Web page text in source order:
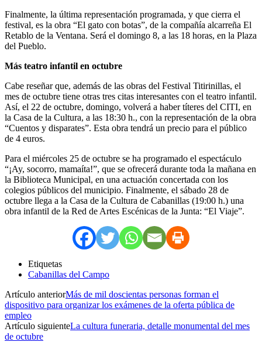
Finalmente, la última representación programada, y que cierra el
festival, es la obra “El gato con botas”, de la compañía alcarreña El
Retablo de la Ventana. Será el domingo 8, a las 18 horas, en la Plaza
del Pueblo.
Más teatro infantil en octubre
Cabe reseñar que, además de las obras del Festival Titirinillas, el
mes de octubre tiene otras tres citas interesantes con el teatro infantil.
Así, el 22 de octubre, domingo, volverá a haber títeres del CITI, en
la Casa de la Cultura, a las 18:30 h., con la representación de la obra
“Cuentos y disparates”. Esta obra tendrá un precio para el público
de 4 euros.
Para el miércoles 25 de octubre se ha programado el espectáculo
“¡Ay, socorro, mamaíta!”, que se ofrecerá durante toda la mañana en
la Biblioteca Municipal, en una actuación concertada con los
colegios públicos del municipio. Finalmente, el sábado 28 de
octubre llega a la Casa de la Cultura de Cabanillas (19:00 h.) una
obra infantil de la Red de Artes Escénicas de la Junta: “El Viaje”.
Etiquetas
Cabanillas del Campo
Artículo anteriorMás de mil doscientas personas forman el
dispositivo para organizar los exámenes de la oferta pública de
empleo
Artículo siguienteLa cultura funeraria, detalle monumental del mes
de octubre